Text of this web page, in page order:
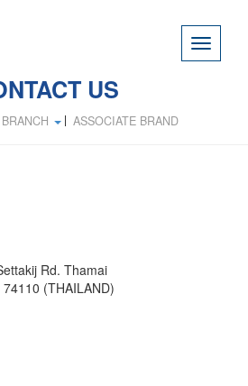
Toggle
US
BRANCH ASSOCIATE BRAND
Rd. Thamai
(THAILAND)